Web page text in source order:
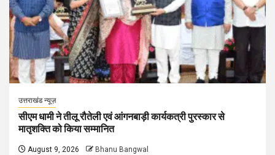
उत्तराखंड न्यूज़
सीएम धामी ने तीलू रौतेली एवं आंगनबाड़ी कार्यकत्री पुरस्कार से
मातृशक्ति को किया सम्मानित
August 9, 2026 Bhanu Bangwal